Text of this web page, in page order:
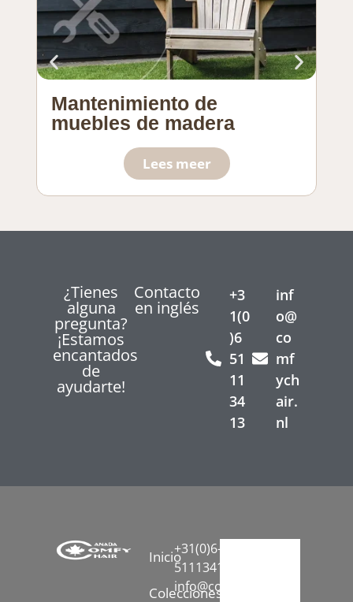
Mantenimiento de
muebles de madera
Lees meer
¿Tienes
alguna
pregunta?
¡Estamos
encantados
de
ayudarte!
Contacto
en inglés
+3
1(0
)6
51
11
34
13
inf
o@
co
mf
ych
air.
nl
Inicio
Colecciones
+31(0)6-
51113413
info@comfychair.nl